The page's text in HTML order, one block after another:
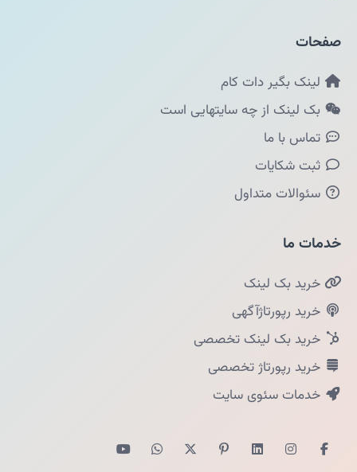
صفحات
لینک بگیر دات کام
بک لینک از چه سایتهایی است
تماس با ما
ثبت شکایات
سئوالات متداول
خدمات ما
خرید بک لینک
خرید رپورتاژآگهی
خرید بک لینک تخصصی
خرید رپورتاژ تخصصی
خدمات سئوی سایت